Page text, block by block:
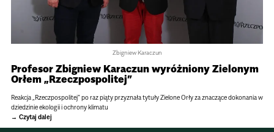
Zbigniew Karaczun
Profesor Zbigniew Karaczun wyróżniony Zielonym
Orłem „Rzeczpospolitej”
Reak­cja „Rzecz­po­spo­li­tej” po raz piąty przy­znała tytuły Zie­lone Orły za zna­czące doko­na­nia w
dzie­dzi­nie eko­lo­gii i ochrony kli­matu
Czytaj dalej